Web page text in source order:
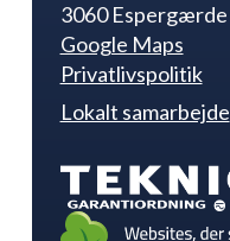
3060 Espergærde
Google Maps
Privatlivspolitik
Lokalt samarbejde